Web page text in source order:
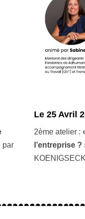
par
Le 25 Avril
2ème atelier :
l’entreprise ?